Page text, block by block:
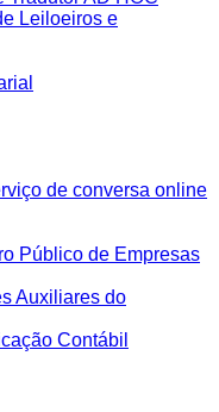
Leiloeiros e
de conversa online
Público de Empresas
Auxiliares do
Contábil